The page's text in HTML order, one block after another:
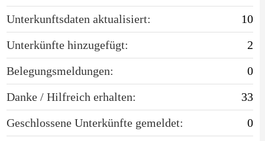
Unterkunftsdaten aktualisiert:
10
Unterkünfte hinzugefügt:
2
Belegungsmeldungen:
0
Danke / Hilfreich erhalten:
33
Geschlossene Unterkünfte gemeldet:
0